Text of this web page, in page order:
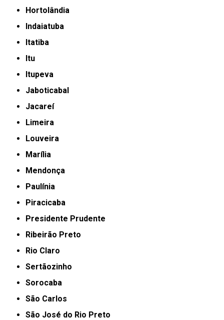
Hortolândia
Indaiatuba
Itatiba
Itu
Itupeva
Jaboticabal
Jacareí
Limeira
Louveira
Marília
Mendonça
Paulínia
Piracicaba
Presidente Prudente
Ribeirão Preto
Rio Claro
Sertãozinho
Sorocaba
São Carlos
São José do Rio Preto